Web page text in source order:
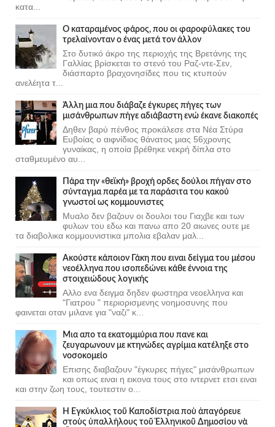
κατα...
Ο καταραμένος φάρος, που οι φαροφύλακες του
τρελαίνονταν ο ένας μετά τον άλλον
Στο δυτικό άκρο της περιοχής της Βρετάνης της
Γαλλίας βρίσκεται το στενό του Ραζ-ντε-Σεν,
διάσπαρτο βραχονησίδες που τις κτυπούν
ανελέητα τ...
Άλλη μια που διάβαζε έγκυρες πήγες των
μισάνθρωπων πήγε αδιάβαστη ενώ έκανε διακοπές
Δηθεν βαρύ πένθος προκάλεσε στα Νέα Στύρα
Ευβοίας ο αιφνίδιος θάνατος μιας 56χρονης
γυναίκας, η οποία βρέθηκε νεκρή δίπλα στο
σταθμευμένο αυ...
Πάρα την «θεϊκή» βροχή ορδες δούλοι πήγαν στο
σύνταγμα παρέα με τα παράσιτα του κακού
γνωστοί ως κομμουνιστες
Μυαλο δεν βαζουν οι δουλοι του Γιαχβε και των
φυλων του εδω και πανω απο 20 αιωνες ουτε με
τα διαβολικα κομμουνιστικα μπολια εβαλαν μαλ...
Ακούστε κάποιον Γάκη που ειναι δείγμα του μέσου
νεοέλληνα που ισοπεδώνει κάθε έννοια της
στοιχειώδους λογικής
Αλλο ενα δειγμα δηδεν φωστηρα νεοελληνα και
"Γιατρου " περιορισμενης νοημοσυνης που
φαινεται οταν μιλανε για "ναζι" κ...
Μια απο τα εκατομμύρια που πανε και
ζευγαρωνουν με κτηνώδες αγρίμια κατέληξε στο
νοσοκομείο
Επισης διαβαζουν "έγκυρες πήγες" μισάνθρωπων
και οπως ειναι η εικονα τους στο ιντερνετ ετσι ειναι
και στην ζωη τους, τουτεστιν ο...
Ἡ Ἐγκύκλιος τοῦ Καποδίστρια ποὺ ἀπαγόρευε
στοὺς ὑπαλλήλους τοῦ Ἑλληνικοῦ Δημοσίου νὰ